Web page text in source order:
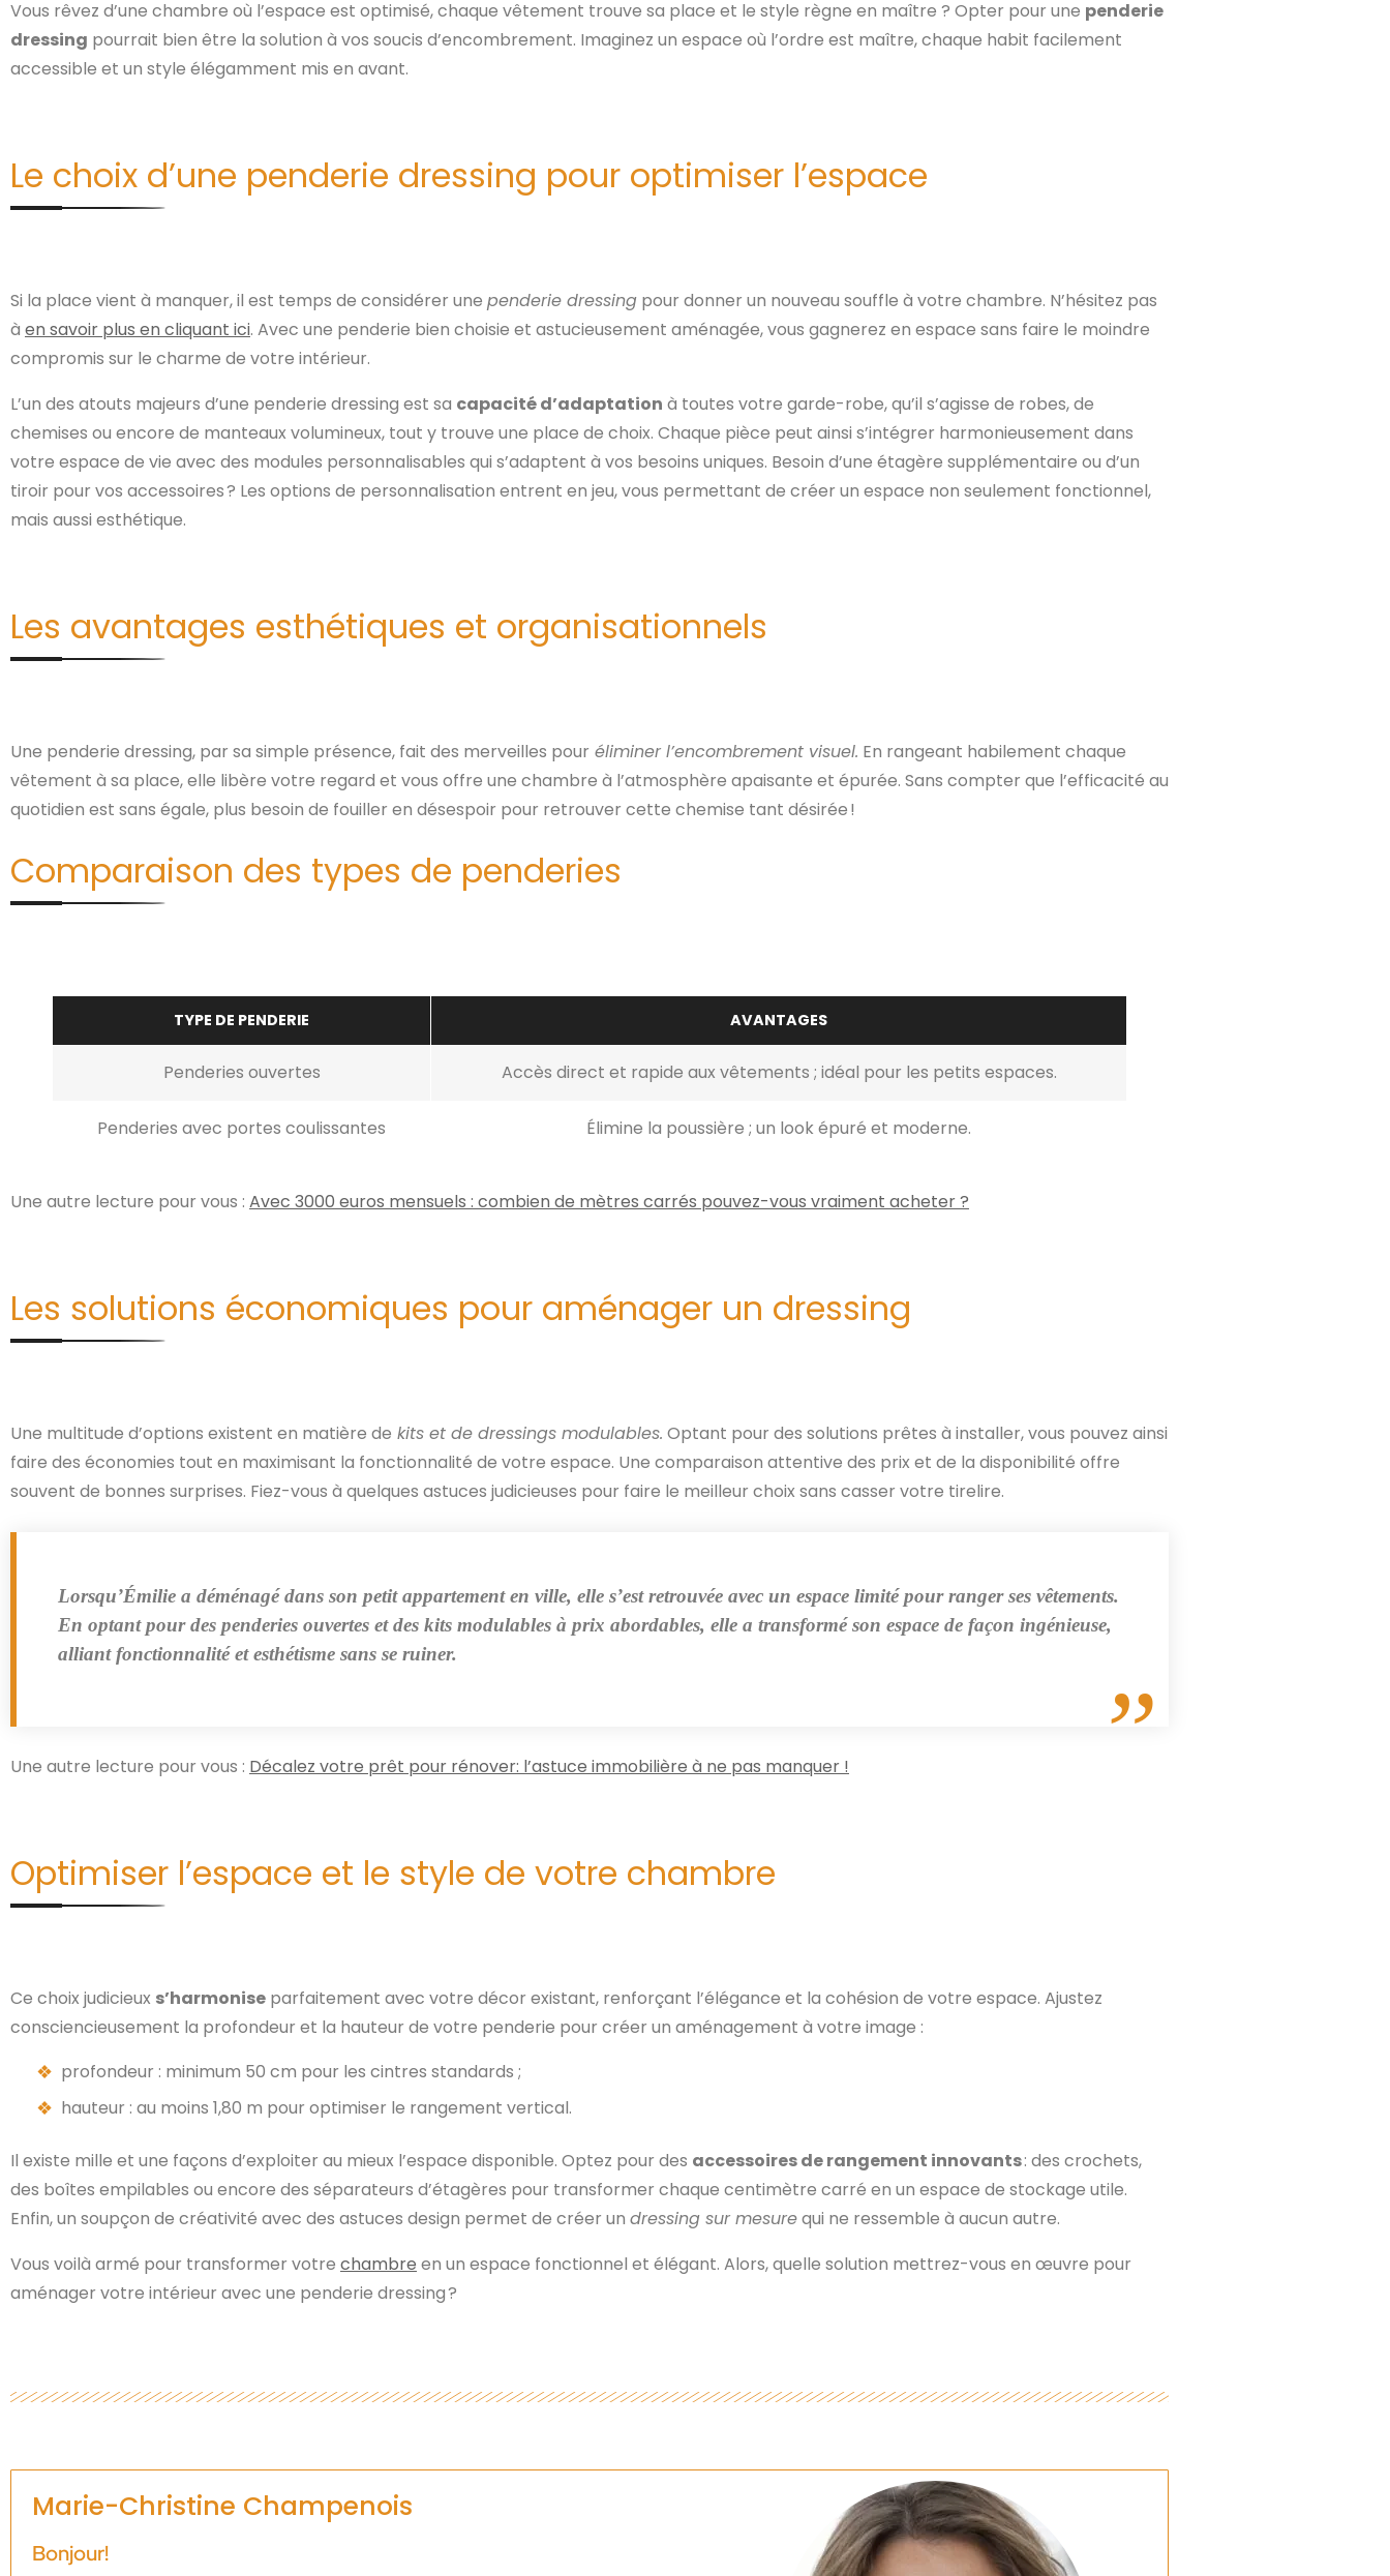
Vous rêvez d’une chambre où l’espace est optimisé, chaque vêtement trouve sa place et le style règne en maître ? Opter pour une penderie
dressing pourrait bien être la solution à vos soucis d’encombrement. Imaginez un espace où l’ordre est maître, chaque habit facilement
accessible et un style élégamment mis en avant.
Le choix d’une penderie dressing pour optimiser l’espace
Si la place vient à manquer, il est temps de considérer une penderie dressing pour donner un nouveau souffle à votre chambre. N’hésitez pas
à en savoir plus en cliquant ici. Avec une penderie bien choisie et astucieusement aménagée, vous gagnerez en espace sans faire le moindre
compromis sur le charme de votre intérieur.
L’un des atouts majeurs d’une penderie dressing est sa capacité d’adaptation à toutes votre garde-robe, qu’il s’agisse de robes, de
chemises ou encore de manteaux volumineux, tout y trouve une place de choix. Chaque pièce peut ainsi s’intégrer harmonieusement dans
votre espace de vie avec des modules personnalisables qui s’adaptent à vos besoins uniques. Besoin d’une étagère supplémentaire ou d’un
tiroir pour vos accessoires ? Les options de personnalisation entrent en jeu, vous permettant de créer un espace non seulement fonctionnel,
mais aussi esthétique.
Les avantages esthétiques et organisationnels
Une penderie dressing, par sa simple présence, fait des merveilles pour éliminer l’encombrement visuel. En rangeant habilement chaque
vêtement à sa place, elle libère votre regard et vous offre une chambre à l’atmosphère apaisante et épurée. Sans compter que l’efficacité au
quotidien est sans égale, plus besoin de fouiller en désespoir pour retrouver cette chemise tant désirée !
Comparaison des types de penderies
TYPE DE PENDERIE AVANTAGES
Penderies ouvertes Accès direct et rapide aux vêtements ; idéal pour les petits espaces.
Penderies avec portes coulissantes Élimine la poussière ; un look épuré et moderne.
Une autre lecture pour vous : Avec 3000 euros mensuels : combien de mètres carrés pouvez-vous vraiment acheter ?
Les solutions économiques pour aménager un dressing
Une multitude d’options existent en matière de kits et de dressings modulables. Optant pour des solutions prêtes à installer, vous pouvez ainsi
faire des économies tout en maximisant la fonctionnalité de votre espace. Une comparaison attentive des prix et de la disponibilité offre
souvent de bonnes surprises. Fiez-vous à quelques astuces judicieuses pour faire le meilleur choix sans casser votre tirelire.
Lorsqu’Émilie a déménagé dans son petit appartement en ville, elle s’est retrouvée avec un espace limité pour ranger ses vêtements.
En optant pour des penderies ouvertes et des kits modulables à prix abordables, elle a transformé son espace de façon ingénieuse,
alliant fonctionnalité et esthétisme sans se ruiner.
Une autre lecture pour vous : Décalez votre prêt pour rénover: l’astuce immobilière à ne pas manquer !
Optimiser l’espace et le style de votre chambre
Ce choix judicieux s’harmonise parfaitement avec votre décor existant, renforçant l’élégance et la cohésion de votre espace. Ajustez
consciencieusement la profondeur et la hauteur de votre penderie pour créer un aménagement à votre image :
profondeur : minimum 50 cm pour les cintres standards ;
hauteur : au moins 1,80 m pour optimiser le rangement vertical.
Il existe mille et une façons d’exploiter au mieux l’espace disponible. Optez pour des accessoires de rangement innovants: des crochets,
des boîtes empilables ou encore des séparateurs d’étagères pour transformer chaque centimètre carré en un espace de stockage utile.
Enfin, un soupçon de créativité avec des astuces design permet de créer un dressing sur mesurequi ne ressemble à aucun autre.
Vous voilà armé pour transformer votre chambre en un espace fonctionnel et élégant. Alors, quelle solution mettrez-vous en œuvre pour
aménager votre intérieur avec une penderie dressing ?
Marie-Christine Champenois
Bonjour!